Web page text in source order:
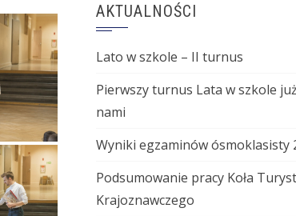
AKTUALNOŚCI
Lato w szkole – II turnus
Pierwszy turnus Lata w szkole
nami
Wyniki egzaminów ósmoklasisty
Podsumowanie pracy Koła
Krajoznawczego